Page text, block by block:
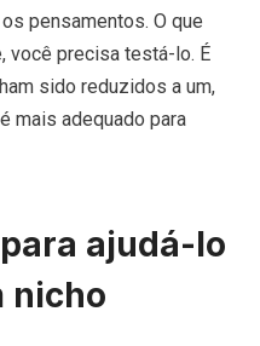
pensamentos. O que
você precisa testá-lo. É
sido reduzidos a um,
mais adequado para
ajudá-lo
nicho